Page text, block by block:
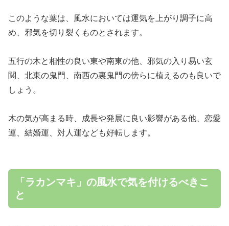
このような葉は、風水においては運気を上がり調子に高
め、邪気を切り裂くものとされます。
五行の木と相性の良い東や南東の他、邪気の入り易い玄
関、北東の鬼門、南西の裏鬼門の傍らに植えるのも良いで
しょう。
木の気が高まる時、成長や発展に良い影響がある他、恋愛
運、結婚運、対人運なども好転します。
「ラカンマキ」の風水で気を付けるべきこ
と